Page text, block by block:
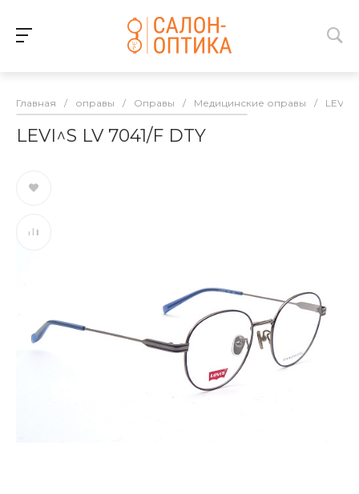
Главная / оправы / Оправы / Медицинские оправы / LEVI^S
LEVI^S LV 7041/F DTY